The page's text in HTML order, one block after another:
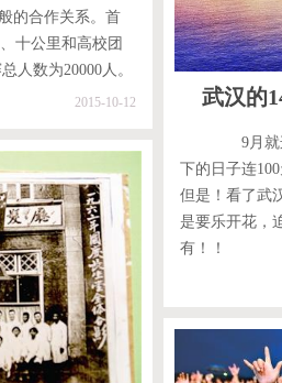
的合作关系。首
十公里和高校团
人数为20000人。
2015-10-12 武汉的
9月就这
下的日子连
但是！看了武
是要乐开花，
有！！